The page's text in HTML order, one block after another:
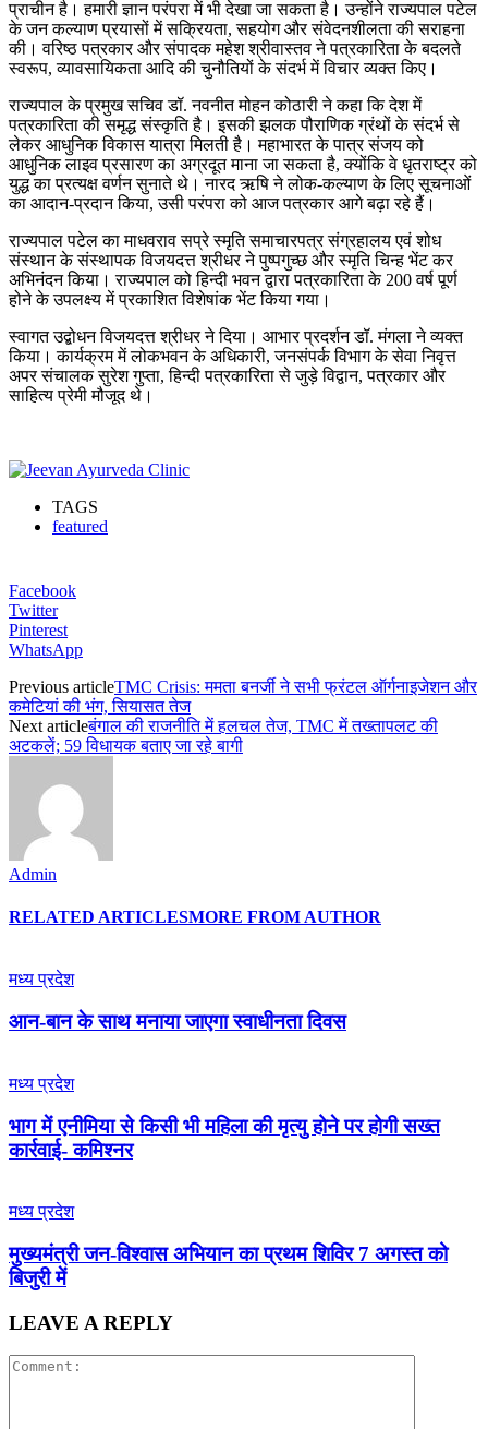
प्राचीन है। हमारी ज्ञान परंपरा में भी देखा जा सकता है। उन्होंने राज्यपाल पटेल
के जन कल्याण प्रयासों में सक्रियता, सहयोग और संवेदनशीलता की सराहना
की। वरिष्ठ पत्रकार और संपादक महेश श्रीवास्तव ने पत्रकारिता के बदलते
स्वरूप, व्यावसायिकता आदि की चुनौतियों के संदर्भ में विचार व्यक्त किए।
राज्यपाल के प्रमुख सचिव डॉ. नवनीत मोहन कोठारी ने कहा कि देश में
पत्रकारिता की समृद्ध संस्कृति है। इसकी झलक पौराणिक ग्रंथों के संदर्भ से
लेकर आधुनिक विकास यात्रा मिलती है। महाभारत के पात्र संजय को
आधुनिक लाइव प्रसारण का अग्रदूत माना जा सकता है, क्योंकि वे धृतराष्ट्र को
युद्ध का प्रत्यक्ष वर्णन सुनाते थे। नारद ऋषि ने लोक-कल्याण के लिए सूचनाओं
का आदान-प्रदान किया, उसी परंपरा को आज पत्रकार आगे बढ़ा रहे हैं।
राज्यपाल पटेल का माधवराव सप्रे स्मृति समाचारपत्र संग्रहालय एवं शोध
संस्थान के संस्थापक विजयदत्त श्रीधर ने पुष्पगुच्छ और स्मृति चिन्ह भेंट कर
अभिनंदन किया। राज्यपाल को हिन्दी भवन द्वारा पत्रकारिता के 200 वर्ष पूर्ण
होने के उपलक्ष्य में प्रकाशित विशेषांक भेंट किया गया।
स्वागत उद्बोधन विजयदत्त श्रीधर ने दिया। आभार प्रदर्शन डॉ. मंगला ने व्यक्त
किया। कार्यक्रम में लोकभवन के अधिकारी, जनसंपर्क विभाग के सेवा निवृत्त
अपर संचालक सुरेश गुप्ता, हिन्दी पत्रकारिता से जुड़े विद्वान, पत्रकार और
साहित्य प्रेमी मौजूद थे।
TAGS
featured
Facebook
Twitter
Pinterest
WhatsApp
Previous articleTMC Crisis: ममता बनर्जी ने सभी फ्रंटल ऑर्गनाइजेशन और
कमेटियां की भंग, सियासत तेज
Next articleबंगाल की राजनीति में हलचल तेज, TMC में तख्तापलट की
अटकलें; 59 विधायक बताए जा रहे बागी
Admin
RELATED ARTICLESMORE FROM AUTHOR
मध्य प्रदेश
आन-बान के साथ मनाया जाएगा स्वाधीनता दिवस
मध्य प्रदेश
भाग में एनीमिया से किसी भी महिला की मृत्यु होने पर होगी सख्त
कार्रवाई- कमिश्नर
मध्य प्रदेश
मुख्यमंत्री जन-विश्वास अभियान का प्रथम शिविर 7 अगस्त को
बिजुरी में
LEAVE A REPLY